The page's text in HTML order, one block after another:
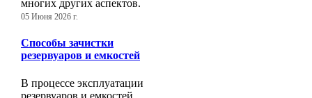
многих других аспектов.
05 Июня 2026 г.
Способы зачистки
резервуаров и емкостей
В процессе эксплуатации
резервуаров и емкостей